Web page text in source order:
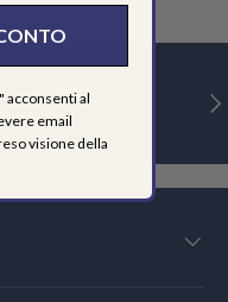
reale
18,00
acconsenti al
email
visione della